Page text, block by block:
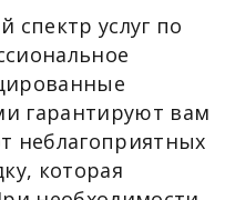
спектр услуг по
гарантируют вам
неблагоприятных
которая